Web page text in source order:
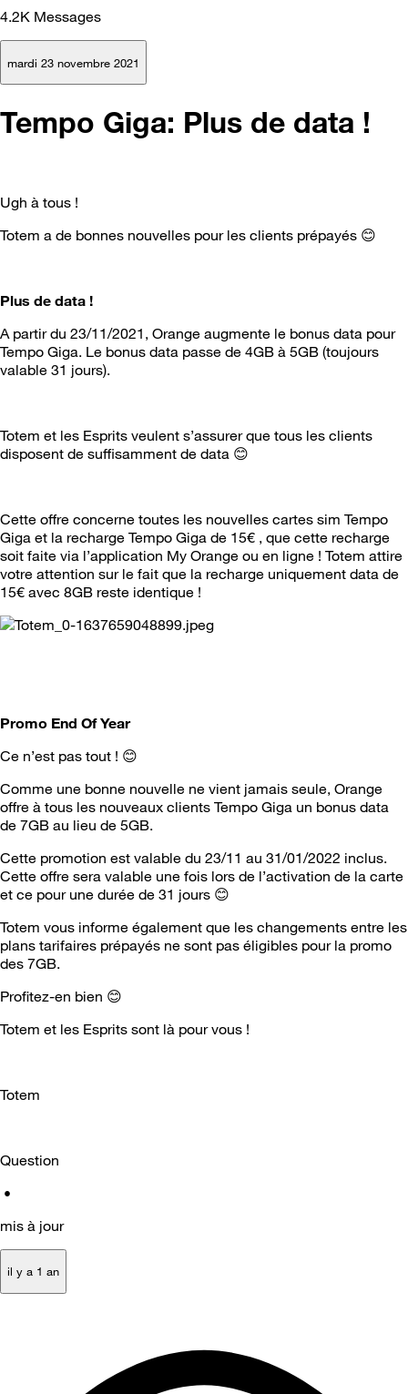
4.2K Messages
mardi 23 novembre 2021
Tempo Giga: Plus de data !
Ugh à tous !
Totem a de bonnes nouvelles pour les clients prépayés 😊
Plus de data !
A partir du 23/11/2021, Orange augmente le bonus data pour
Tempo Giga. Le bonus data passe de 4GB à 5GB (toujours
valable 31 jours).
Totem et les Esprits veulent s’assurer que tous les clients
disposent de suffisamment de data 😊
Cette offre concerne toutes les nouvelles cartes sim Tempo
Giga et la recharge Tempo Giga de 15€ , que cette recharge
soit faite via l’application My Orange ou en ligne ! Totem attire
votre attention sur le fait que la recharge uniquement data de
15€ avec 8GB reste identique !
Promo End Of Year
Ce n’est pas tout ! 😊
Comme une bonne nouvelle ne vient jamais seule, Orange
offre à tous les nouveaux clients Tempo Giga un bonus data
de 7GB au lieu de 5GB.
Cette promotion est valable du 23/11 au 31/01/2022 inclus.
Cette offre sera valable une fois lors de l’activation de la carte
et ce pour une durée de 31 jours 😊
Totem vous informe également que les changements entre les
plans tarifaires prépayés ne sont pas éligibles pour la promo
des 7GB.
Profitez-en bien 😊
Totem et les Esprits sont là pour vous !
Totem
Question
•
mis à jour
il y a 1 an